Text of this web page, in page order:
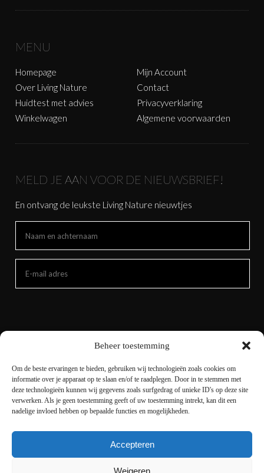
Beheer toestemming
Om de beste ervaringen te bieden, gebruiken wij technologieën zoals cookies om
informatie over je apparaat op te slaan en/of te raadplegen. Door in te stemmen met
deze technologieën kunnen wij gegevens zoals surfgedrag of unieke ID's op deze site
verwerken. Als je geen toestemming geeft of uw toestemming intrekt, kan dit een
nadelige invloed hebben op bepaalde functies en mogelijkheden.
Accepteren
Weigeren
MENU
Homepage
Over Living Nature
Huidtest met advies
Winkelwagen
Mijn Account
Contact
Privacyverklaring
Algemene voorwaarden
MELD JE AAN VOOR DE NIEUWSBRIEF!
En ontvang de leukste Living Nature nieuwtjes
Copyright © 2021 livingnature.nl | Alle rechten